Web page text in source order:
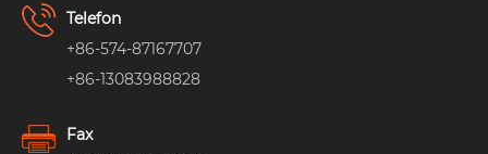
Telefon
+86-574-87167707
+86-13083988828
Fax